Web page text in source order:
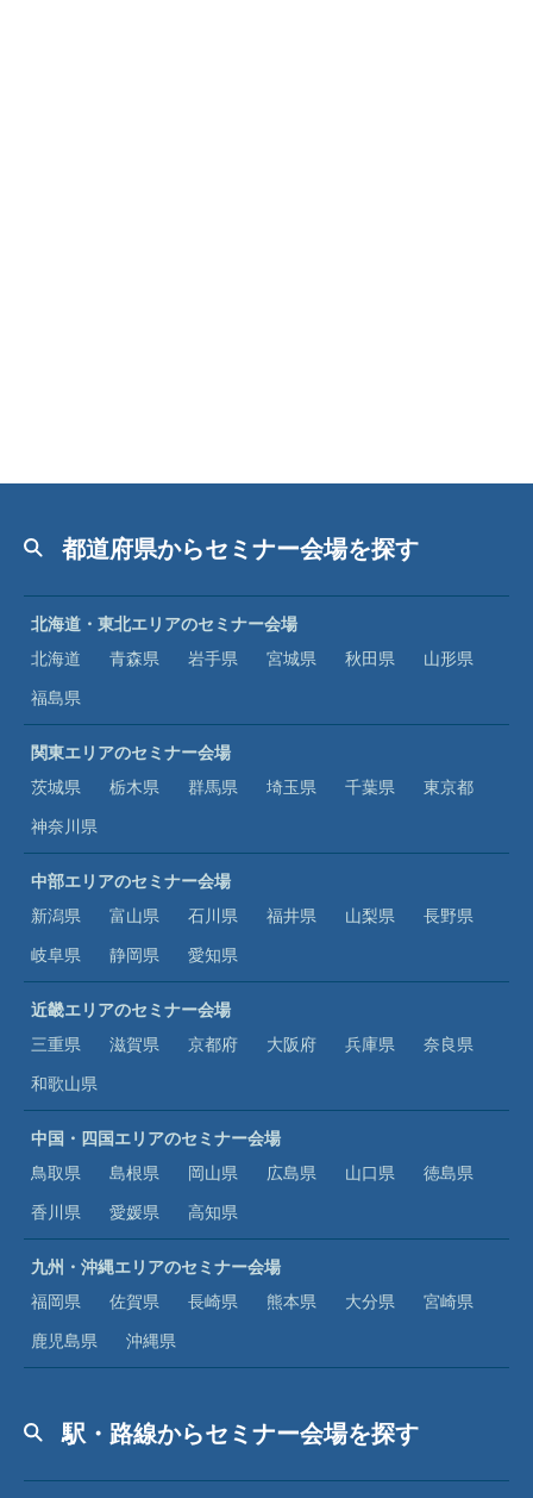
都道府県からセミナー会場を探す
北海道・東北エリアのセミナー会場
北海道
青森県 岩手県 宮城県 秋田県
山形県
福島県
関東エリアのセミナー会場
茨城県
栃木県 群馬県 埼玉県 千葉県
東京都
神奈川県
中部エリアのセミナー会場
新潟県
富山県 石川県 福井県 山梨県
長野県
岐阜県
静岡県 愛知県
近畿エリアのセミナー会場
三重県
滋賀県 京都府 大阪府 兵庫県
奈良県
和歌山県
中国・四国エリアのセミナー会場
鳥取県
島根県 岡山県 広島県 山口県
徳島県
香川県
愛媛県 高知県
九州・沖縄エリアのセミナー会場
福岡県
佐賀県 長崎県 熊本県 大分県
宮崎県
鹿児島県
沖縄県
駅・路線からセミナー会場を探す